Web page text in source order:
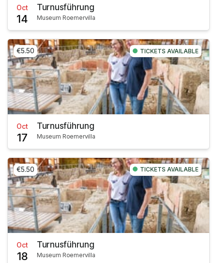
Oct
14
Turnusführung
Museum Roemervilla
€5.50 TICKETS AVAILABLE
Oct
17
Turnusführung
Museum Roemervilla
€5.50 TICKETS AVAILABLE
Oct
18
Turnusführung
Museum Roemervilla